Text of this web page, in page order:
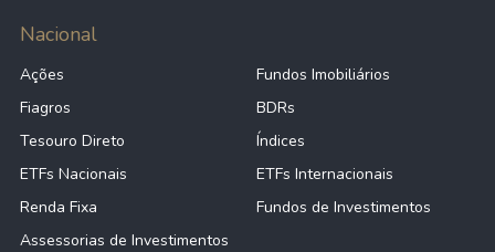
Nacional
Ações
Fundos Imobiliários
Fiagros
BDRs
Tesouro Direto
Índices
ETFs Nacionais
ETFs Internacionais
Renda Fixa
Fundos de Investimentos
Assessorias de Investimentos